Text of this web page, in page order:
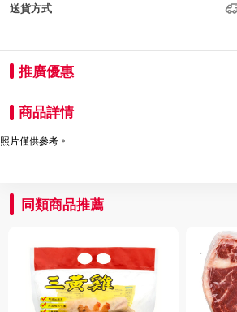
送貨方式
推廣優惠
商品詳情
照片僅供參考。
同類商品推薦